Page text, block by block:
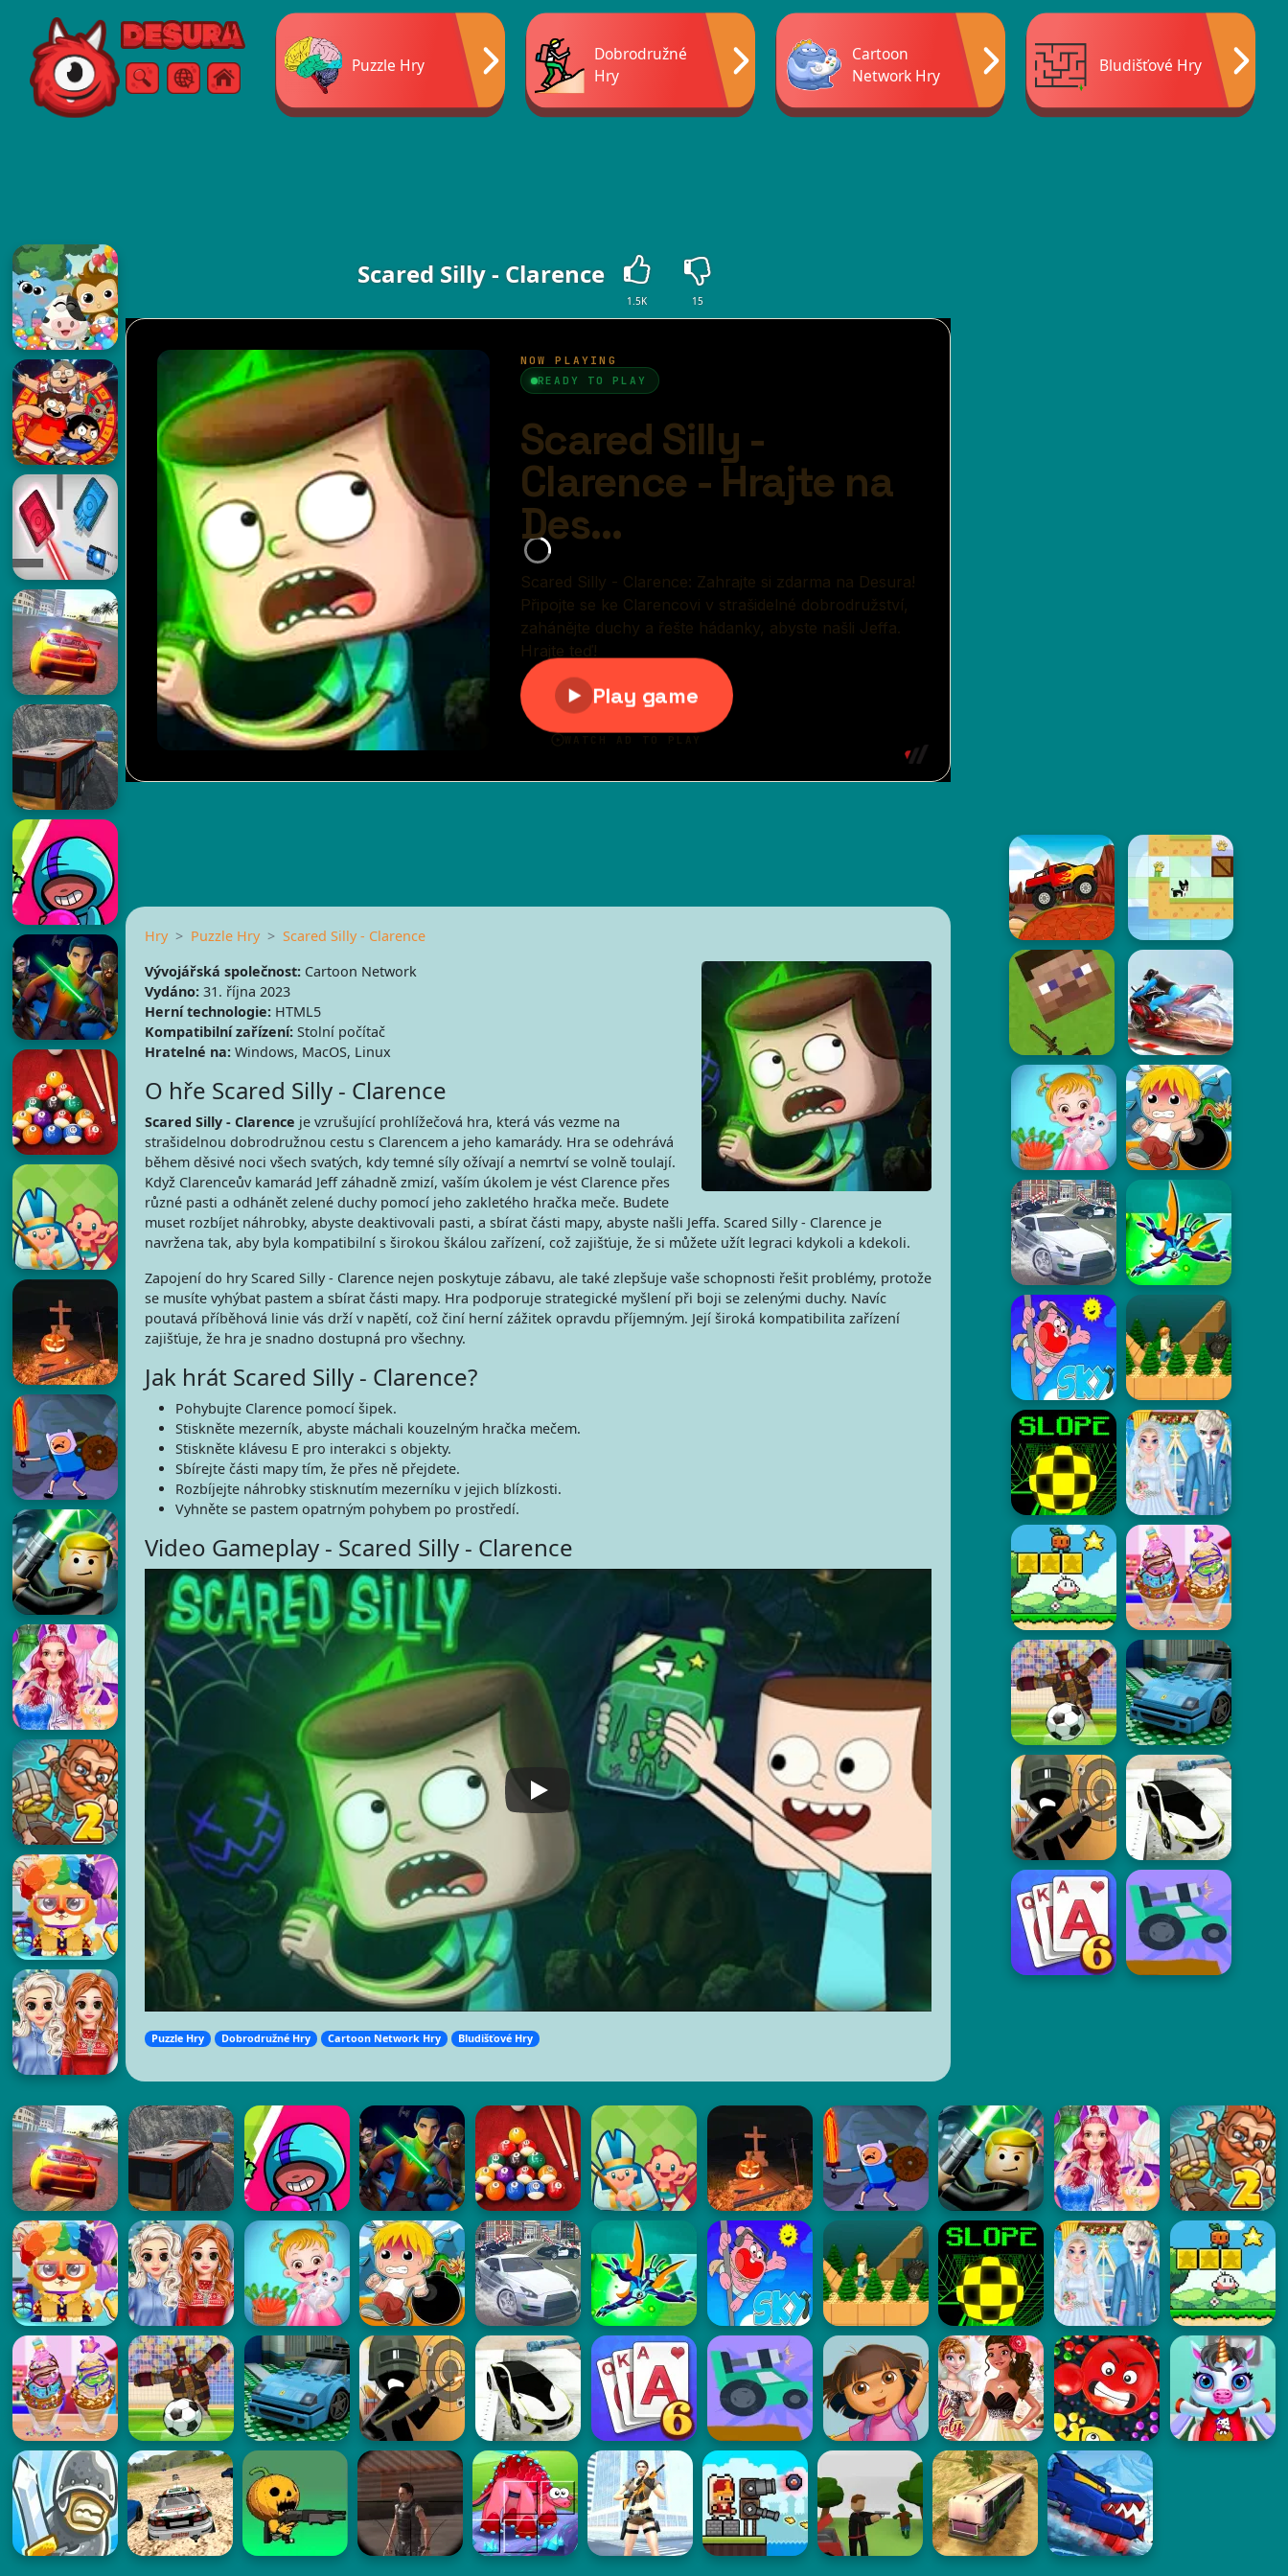
Free Online Games
Vyhledávání
Menu
Puzzle Hry
Dobrodružné
Hry
Cartoon
Network Hry
Bludišťové Hry
Scared Silly - Clarence
1.5K 15
Hry Puzzle Hry
Scared Silly - Clarence
Vývojářská společnost:Cartoon Network
Vydáno:31. října 2023
Herní technologie:HTML5
Kompatibilní zařízení:Stolní počítač
Hratelné na:Windows, MacOS, Linux
O hře Scared Silly - Clarence
Scared Silly - Clarence je vzrušující prohlížečová hra, která vás vezme na
strašidelnou dobrodružnou cestu s Clarencem a jeho kamarády. Hra se odehrává
během děsivé noci všech svatých, kdy temné síly ožívají a nemrtví se volně toulají.
Když Clarenceův kamarád Jeff záhadně zmizí, vaším úkolem je vést Clarence přes
různé pasti a odhánět zelené duchy pomocí jeho zakletého hračka meče. Budete
muset rozbíjet náhrobky, abyste deaktivovali pasti, a sbírat části mapy, abyste našli Jeffa. Scared Silly - Clarence je
navržena tak, aby byla kompatibilní s širokou škálou zařízení, což zajišťuje, že si můžete užít legraci kdykoli a kdekoli.
Zapojení do hry Scared Silly - Clarence nejen poskytuje zábavu, ale také zlepšuje vaše schopnosti řešit problémy, protože
se musíte vyhýbat pastem a sbírat části mapy. Hra podporuje strategické myšlení při boji se zelenými duchy. Navíc
poutavá příběhová linie vás drží v napětí, což činí herní zážitek opravdu příjemným. Její široká kompatibilita zařízení
zajišťuje, že hra je snadno dostupná pro všechny.
Jak hrát Scared Silly - Clarence?
Pohybujte Clarence pomocí šipek.
Stiskněte mezerník, abyste máchali kouzelným hračka mečem.
Stiskněte klávesu E pro interakci s objekty.
Sbírejte části mapy tím, že přes ně přejdete.
Rozbíjejte náhrobky stisknutím mezerníku v jejich blízkosti.
Vyhněte se pastem opatrným pohybem po prostředí.
Video Gameplay - Scared Silly - Clarence
Puzzle Hry Dobrodružné Hry Cartoon Network Hry Bludišťové Hry